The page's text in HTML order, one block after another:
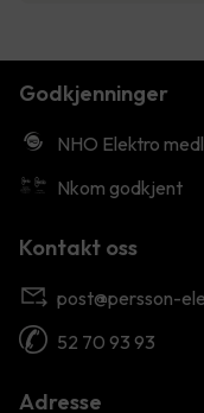
Godkjenninger
NHO Elektro
Nkom godkjent
Kontakt oss
post@persson-
52 70 93 93
Adresse